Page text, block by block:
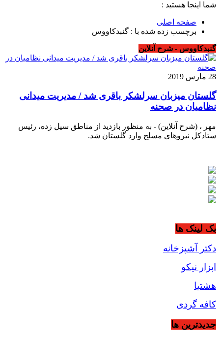
شما اینجا هستید :
صفحه اصلی
برچسب زده شده با : گنبدکاووس
گنبدکاووس - شرح آنلاین
28 مارس 2019
گلستان میزبان سرلشکر باقری شد / مدیریت میدانی
نظامیان در صحنه
مهر ، (شرح آنلاین) - به منظور بازدید از مناطق سیل زده، رئیس
ستادکل نیروهای مسلح وارد گلستان شد.
بک لینک ها
دکتر آشپزخانه
ابزار نیکو
هشتیا
کافه گردی
جديدترين ها